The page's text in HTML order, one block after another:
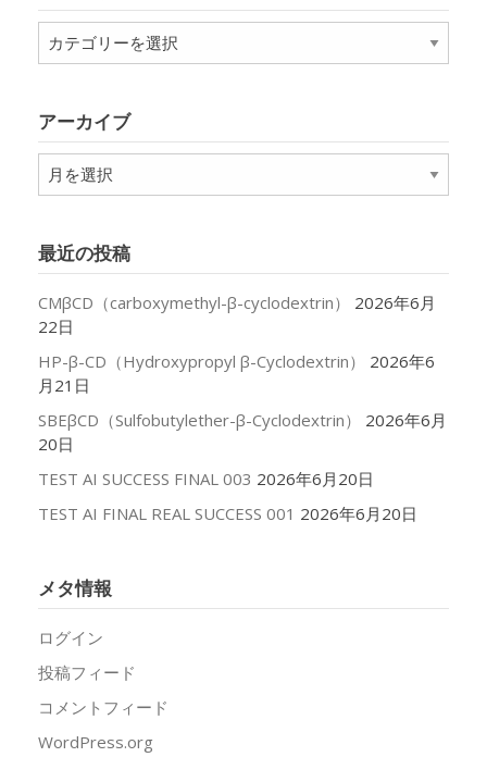
テ
ー
アーカイブ
ア
ー
ブ
最近の投稿
CMβCD（carboxymethyl-β-cyclodextrin）
2026年6月
22日
HP-β-CD（Hydroxypropyl β-Cyclodextrin）
2026年6
月21日
SBEβCD（Sulfobutylether-β-Cyclodextrin）
2026年6月
20日
TEST AI SUCCESS FINAL 003 2026年6月20日
TEST AI FINAL REAL SUCCESS 001 2026年6月20日
メタ情報
ログイン
投稿フィード
コメントフィード
WordPress.org